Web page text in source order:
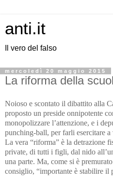
anti.it
Il vero del falso
mercoledì 20 maggio 2015
La riforma della
Noioso e scontato il dibattito alla
proposto un preside onnipotente
monopolizzare l’attenzione, e i
punching-ball, per farli esercitare a
La vera “riforma” è la detrazione
private, di tutti i figli, dal nido
una parte. Ma, come si è
consiglio, “importante è stabilire il